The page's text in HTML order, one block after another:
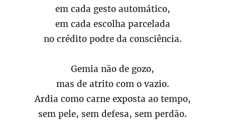
em cada gesto automático,
em cada escolha parcelada
no crédito podre da consciência.
Gemia não de gozo,
mas de atrito com o vazio.
Ardia como carne exposta ao tempo,
sem pele, sem defesa, sem perdão.